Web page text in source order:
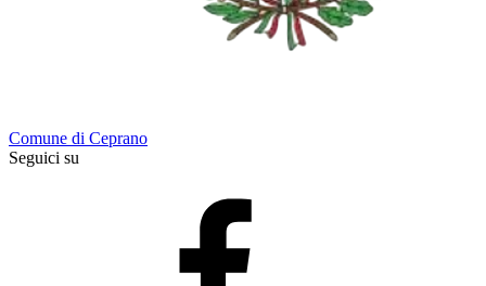
Comune di Ceprano
Seguici su